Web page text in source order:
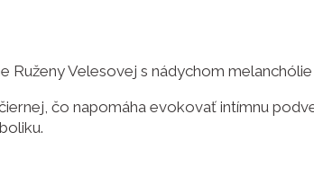
Velesovej s nádychom melanchólie
čo napomáha evokovať intímnu